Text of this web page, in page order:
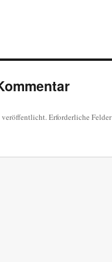
veröffentlicht.Erforderliche